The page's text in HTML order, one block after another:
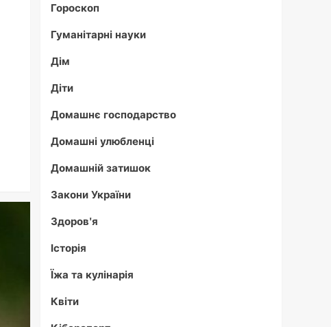
Гороскоп
Гуманітарні науки
Дім
Діти
Домашнє господарство
Домашні улюбленці
Домашній затишок
Закони України
Здоров'я
Історія
Їжа та кулінарія
Квіти